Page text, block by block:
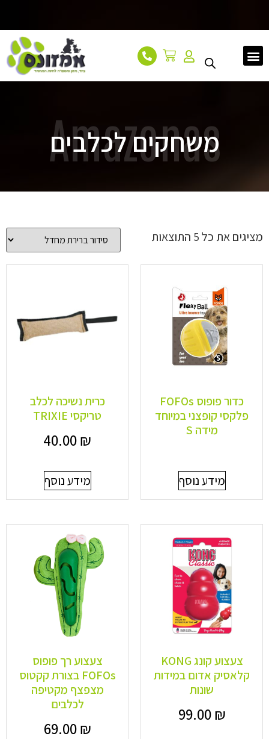
משחקים לכלבים
Amazonas
מציגים את כל ⁦5⁩ התוצאות
כדור פופוס FOFOs
פלקסי קופצני במיוחד
מידה S
מידע נוסף
כרית נשיכה לכלב
טריקסי TRIXIE
40.00₪
מידע נוסף
צעצוע קונג KONG
קלאסיק אדום במידות
שונות
99.00₪
צעצוע רך פופוס
FOFOs בצורת קקטוס
מצפצף מקטיפה
לכלבים
69.00₪